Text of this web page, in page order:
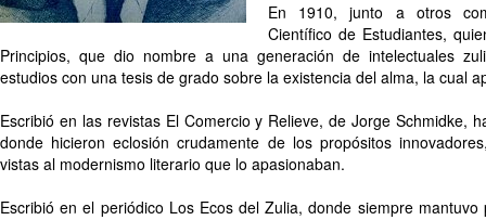
En 1910, junto a otros
Científico de Estudiantes,
Principios, que dio nombre a una generación de intelectuales
estudios con una tesis de grado sobre la existencia del alma, la cual
Escribió en las revistas El Comercio y Relieve, de Jorge Schmidke,
donde hicieron eclosión crudamente de los propósitos
vistas al modernismo literario que lo apasionaban.
Escribió en el periódico Los Ecos del Zulia, donde siempre